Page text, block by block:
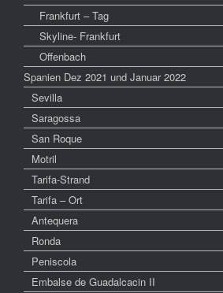
Frankfurt – Tag
Skyline- Frankfurt
Offenbach
Spanien Dez 2021 und Januar 2022
Sevilla
Saragossa
San Roque
Motril
Tarifa-Strand
Tarifa – Ort
Antequera
Ronda
Peniscola
Embalse de Guadalcacin II